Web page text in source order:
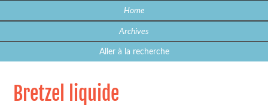
Home
Archives
Aller à la recherche
Bretzel liquide